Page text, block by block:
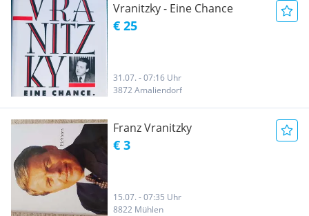
Vranitzky - Eine Chance
€ 25
31.07. - 07:16 Uhr
3872 Amaliendorf
Franz Vranitzky
€ 3
15.07. - 07:35 Uhr
8822 Mühlen